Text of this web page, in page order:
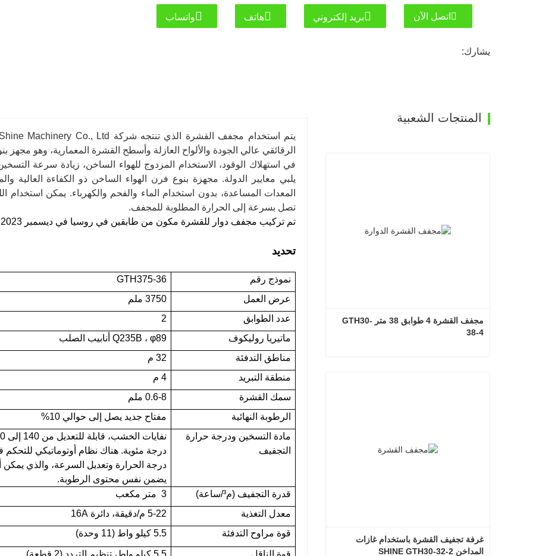
اتصل الآن بريد إلكتروني هاتف واتساب
يشارك:
الرقائقي عالي الجودة والألواح العازلة وأسطح القشرة المعمارية، وهو مجهز
في استهلاك الوقود، الاستخدام المزدوج للهواء الساخن، زيادة سرعة
يلبي معايير الدولة. مجهزة بنوع فرن الهواء الساخن ذو الكفاءة
المعدات المساعدة، بدون استخدام الماء والفحم والكهرباء. يمكن
تصل بسرعة إلى الحرارة المطلوبة للمجفف.
تم تركيب مجفف دوار للقشرة مكون من طابقين في روسيا في ديسمبر 2023.
تحديد
نموذج رقم
GTH375-36
عرض العمل
3750 ملم
عدد الطوابق
2
ماتيريا روليكوف
Q235B ، φ89 أنابيب الصلب
مناطق التدفئة
32 م
منطقة التبريد
4 م
سمك القشرة
0.6-8 ملم
الرطوبة النهائية
مفتاح جديد يصل إلى حوالي 10%
مادة التسخين ودرجة حرارة
التجفيف
نفايات
درجة مئوية. هناك نظام أوتوماتيكي للتحكم
درجة الحرارة وتعديل السرعة، والذي يمكن
يضمن نفس محتوى الرطوبة.
قدرة التجفيف (م³/ساعة)
3 متر مكعب
معدل التغذية
5-22 م/دقيقة، دائرة 16A
قوة مراوح التدفئة
5.5 كيلو واط (11 وحدة)
المنتجات الشعبية
مجفف القشرة 4 طوابق 38 متر GTH30-
38-4
المداخن SHINE GTH30-32-2